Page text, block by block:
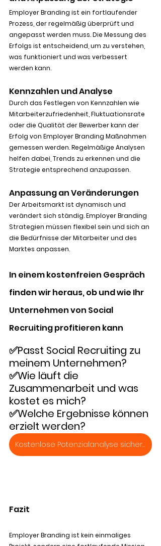
Employer Branding ist ein fortlaufender
Prozess, der regelmäßig überprüft und
angepasst werden muss. Die Messung des
Erfolgs ist entscheidend, um zu verstehen,
was funktioniert und was verbessert
werden kann.
Kennzahlen und Analyse
Durch das Festlegen von Kennzahlen wie
Mitarbeiterzufriedenheit, Fluktuationsrate
oder die Qualität der Bewerber kann der
Erfolg von Employer Branding Maßnahmen
gemessen werden. Regelmäßige Analysen
helfen dabei, Trends zu erkennen und die
Strategie entsprechend anzupassen.
Anpassung an Veränderungen
Der Arbeitsmarkt ist dynamisch und
verändert sich ständig. Employer Branding
Strategien müssen flexibel sein und sich an
die Bedürfnisse der Mitarbeiter und des
Marktes anpassen.
In einem kostenfreien Gespräch
finden wir heraus, ob und wie Ihr
Unternehmen von Social
Recruiting profitieren kann
✅Passt Social Recruiting zu
meinem Unternehmen?
✅Wie läuft die
Zusammenarbeit und was
kostet es mich?
✅Welche Ergebnisse können
erzielt werden?
Kostenlose Potenzialanalyse sichern
Fazit
Employer Branding ist kein einmaliges